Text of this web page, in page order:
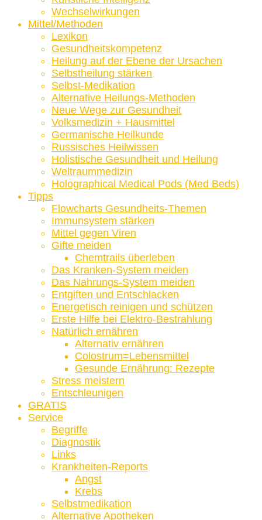
Wechselwirkungen
Mittel/Methoden
Lexikon
Gesundheitskompetenz
Heilung auf der Ebene der Ursachen
Selbstheilung stärken
Selbst-Medikation
Alternative Heilungs-Methoden
Neue Wege zur Gesundheit
Volksmedizin + Hausmittel
Germanische Heilkunde
Russisches Heilwissen
Holistische Gesundheit und Heilung
Weltraummedizin
Holographical Medical Pods (Med Beds)
Tipps
Flowcharts Gesundheits-Themen
Immunsystem stärken
Mittel gegen Viren
Gifte meiden
Chemtrails überleben
Das Kranken-System meiden
Das Nahrungs-System meiden
Entgiften und Entschlacken
Energetisch reinigen und schützen
Erste Hilfe bei Elektro-Bestrahlung
Natürlich ernähren
Alternativ ernähren
Colostrum=Lebensmittel
Gesunde Ernährung: Rezepte
Stress meistern
Entschleunigen
GRATIS
Service
Begriffe
Diagnostik
Links
Krankheiten-Reports
Angst
Krebs
Selbstmedikation
Alternative Apotheken